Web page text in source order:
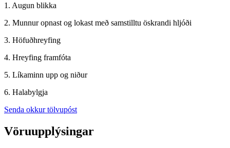
1. Augun blikka
2. Munnur opnast og lokast með samstilltu öskrandi hljóði
3. Höfuðhreyfing
4. Hreyfing framfóta
5. Líkaminn upp og niður
6. Halabylgja
Senda okkur tölvupóst
Vöruupplýsingar